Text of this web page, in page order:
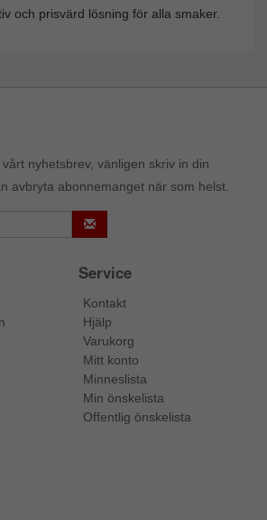
och prisvärd lösning för alla smaker.
nyhetsbrev, vänligen skriv in din
avbryta abonnemanget när som helst.
Service
Kontakt
Hjälp
Varukorg
Mitt konto
Minneslista
Min önskelista
Offentlig önskelista